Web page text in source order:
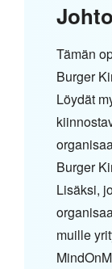
Tämän
Burger
Löydät
Burger
Lisäksi,
muille